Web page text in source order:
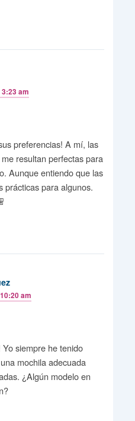
am
preferencias! A mí, las
resultan perfectas para
Aunque entiendo que las
prácticas para algunos.
am
Yo siempre he tenido
mochila adecuada
¿Algún modelo en